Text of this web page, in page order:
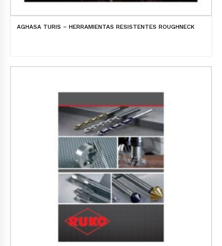
AGHASA TURIS – HERRAMIENTAS RESISTENTES ROUGHNECK